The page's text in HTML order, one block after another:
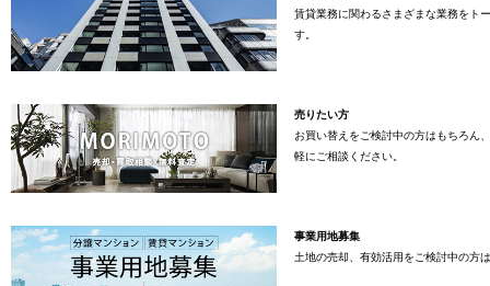
賃貸業務に関わるさまざまな業務をト
す。
売りたい方
お買い替えをご検討中の方はもちろん
軽にご相談ください。
事業用地募集
土地の売却、有効活用をご検討中の方